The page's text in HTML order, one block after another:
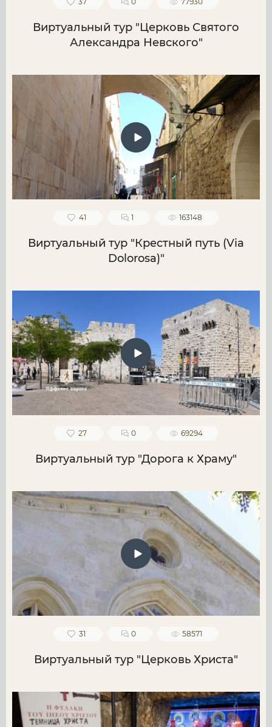
Виртуальный тур "Церковь Святого
Александра Невского"
41 1 163148
Виртуальный тур "Крестный путь (Via
Dolorosa)"
27 0 69294
Виртуальный тур "Дорога к Храму"
31 0 58571
Виртуальный тур "Церковь Христа"